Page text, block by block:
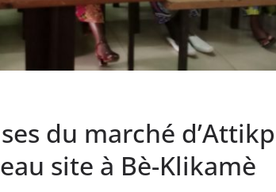
du marché
site à Bè-Klikamè